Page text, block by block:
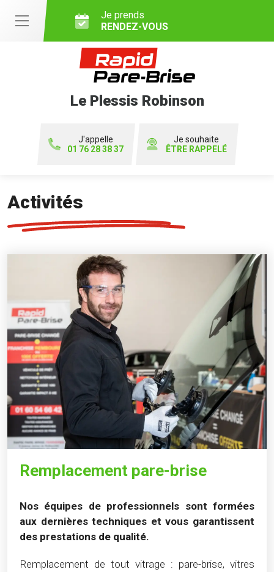
Je prends
RENDEZ-VOUS
Le Plessis Robinson
J'appelle
01 76 28 38 37
Je souhaite
ÊTRE RAPPELÉ
Activités
Remplacement pare-brise
Nos équipes de professionnels sont formées
aux dernières techniques et vous garantissent
des prestations de qualité.
Remplacement de tout vitrage : pare-brise, vitres